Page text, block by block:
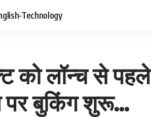
Technology
को लॉन्च से पहले
पर बुकिंग शुरू…